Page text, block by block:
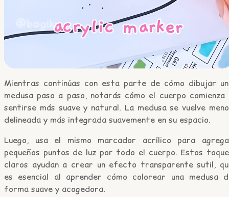
Mientras continúas con esta parte de cómo dibujar
medusa paso a paso, notarás cómo el cuerpo comienza
sentirse más suave y natural. La medusa se vuelve
delineada y más integrada suavemente en su espacio.
Luego, usa el mismo marcador acrílico para
pequeños puntos de luz por todo el cuerpo. Estos
claros ayudan a crear un efecto transparente sutil,
es esencial al aprender cómo colorear una medusa
forma suave y acogedora.